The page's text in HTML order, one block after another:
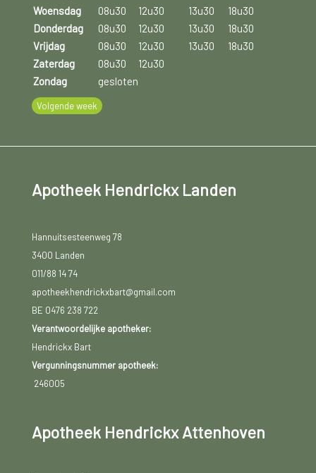
Woensdag
08u30 12u30 13u30
18u30
Donderdag
08u30 12u30 13u30
18u30
Vrijdag
08u30 12u30 13u30
18u30
Zaterdag
08u30
12u30
Zondag
gesloten
Volgende week
Apotheek Hendrickx Landen
Hannuitsesteenweg 78
3400 Landen
011/88 14 74
apotheekhendrickxbart@gmail.com
BE 0476 238 722
Verantwoordelijke apotheker:
Hendrickx Bart
Vergunningsnummer apotheek:
246005
Apotheek Hendrickx Attenhoven